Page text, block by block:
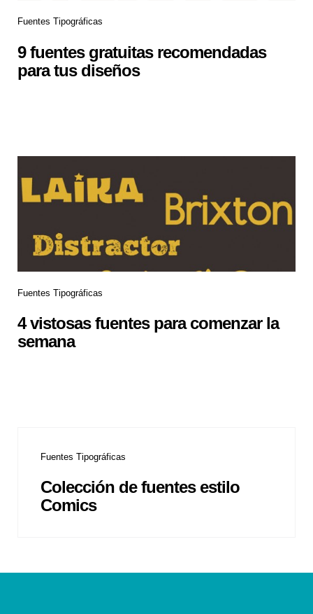
Fuentes Tipográficas
9 fuentes gratuitas recomendadas
para tus diseños
Fuentes Tipográficas
4 vistosas fuentes para comenzar la
semana
Fuentes Tipográficas
Colección de fuentes estilo
Comics